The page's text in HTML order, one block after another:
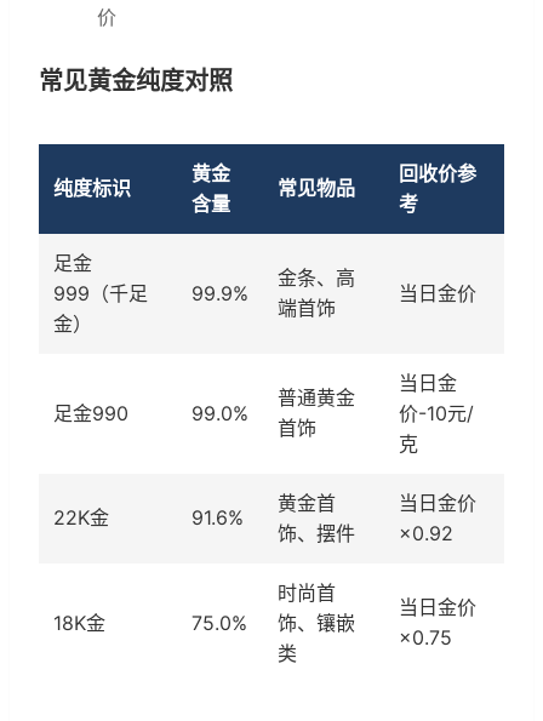
价
常见黄金纯度对照
纯度标识
黄金
含量
常见物品
回收价参
考
足金
999（千足
金）
99.9%
金条、高
端首饰
当日金价
足金990 99.0%
普通黄金
首饰
当日金
价-10元/
克
22K金 91.6%
黄金首
饰、摆件
当日金价
×0.92
18K金 75.0%
时尚首
饰、镶嵌
类
当日金价
×0.75